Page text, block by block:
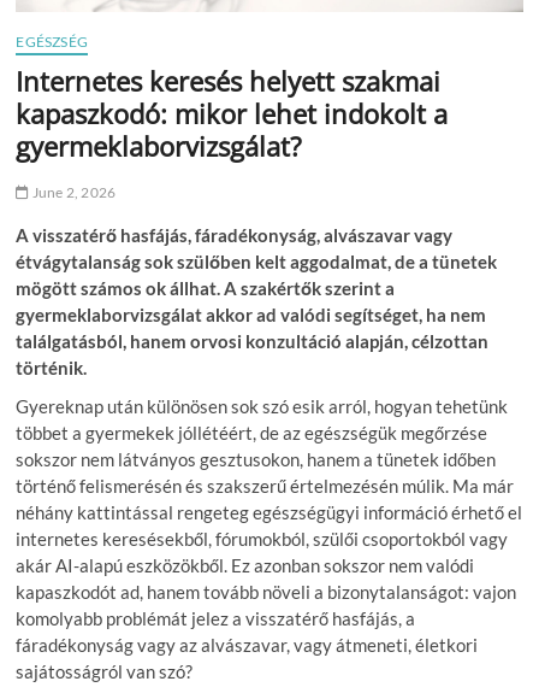
EGÉSZSÉG
Internetes keresés helyett szakmai
kapaszkodó: mikor lehet indokolt a
gyermeklaborvizsgálat?
June 2, 2026
A visszatérő hasfájás, fáradékonyság, alvászavar vagy
étvágytalanság sok szülőben kelt aggodalmat, de a tünetek
mögött számos ok állhat. A szakértők szerint a
gyermeklaborvizsgálat akkor ad valódi segítséget, ha nem
találgatásból, hanem orvosi konzultáció alapján, célzottan
történik.
Gyereknap után különösen sok szó esik arról, hogyan tehetünk
többet a gyermekek jóllétéért, de az egészségük megőrzése
sokszor nem látványos gesztusokon, hanem a tünetek időben
történő felismerésén és szakszerű értelmezésén múlik. Ma már
néhány kattintással rengeteg egészségügyi információ érhető el
internetes keresésekből, fórumokból, szülői csoportokból vagy
akár AI-alapú eszközökből. Ez azonban sokszor nem valódi
kapaszkodót ad, hanem tovább növeli a bizonytalanságot: vajon
komolyabb problémát jelez a visszatérő hasfájás, a
fáradékonyság vagy az alvászavar, vagy átmeneti, életkori
sajátosságról van szó?